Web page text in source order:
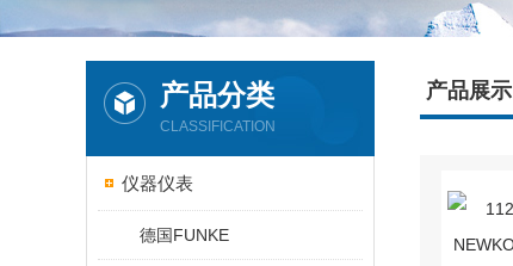
产品分类
CLASSIFICATION
仪器仪表
德国FUNKE
产品展示